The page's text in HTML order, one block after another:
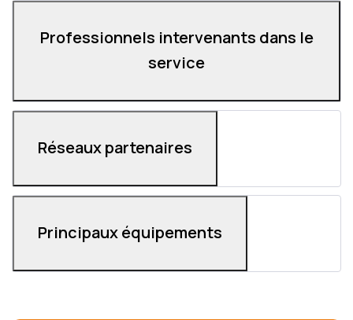
Professionnels intervenants dans le
service
Réseaux partenaires
Principaux équipements